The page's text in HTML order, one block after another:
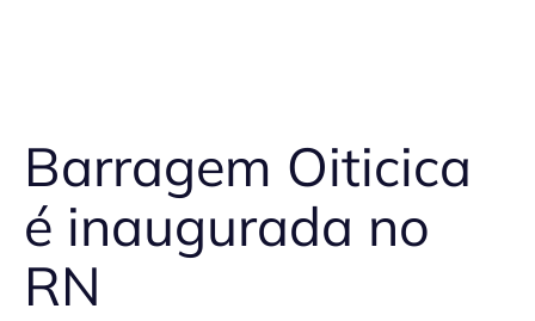
Barragem Oiticica
é inaugurada no
RN